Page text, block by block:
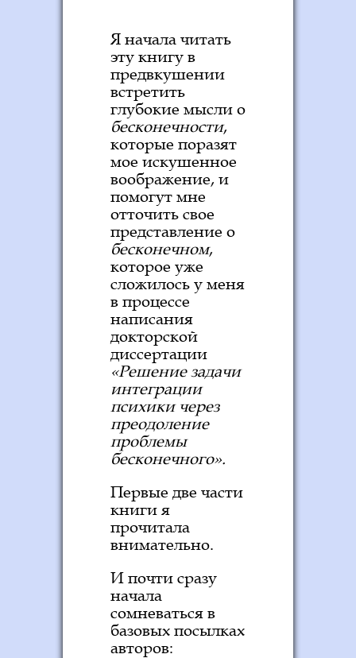
Я начала читать
эту книгу в
предвкушении
встретить
глубокие мысли о
бесконечности,
которые поразят
мое искушенное
воображение, и
помогут мне
отточить свое
представление о
бесконечном,
которое уже
сложилось у меня
в процессе
написания
докторской
диссертации
«Решение задачи
интеграции
психики через
преодоление
проблемы
бесконечного».
Первые две части
книги я
прочитала
внимательно.
И почти сразу
начала
сомневаться в
базовых посылках
авторов: